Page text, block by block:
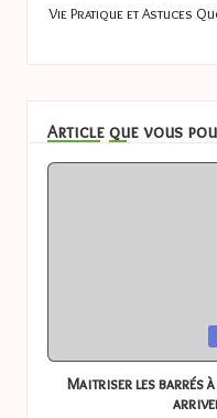
Vie Pratique et Astuces
Article que vous
in
Maitriser les barrés